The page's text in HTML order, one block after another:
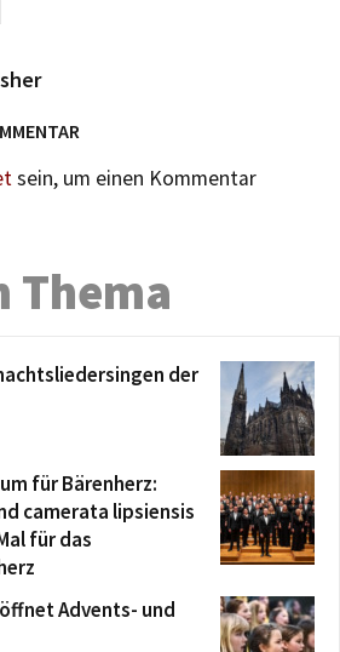
sein, um einen Kommentar
Thema
der
für Bärenherz:
camerata lipsiensis
für das
Advents- und